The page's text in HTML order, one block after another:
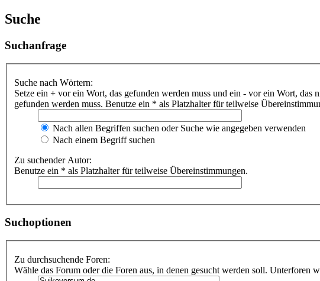
Suche
Suchanfrage
Suche nach Wörtern:
Setze ein + vor ein Wort, das gefunden werden muss und ein - vor ein Wort, das
gefunden werden muss. Benutze ein * als Platzhalter für teilweise
Nach allen Begriffen suchen oder Suche wie angegeben verwenden
Nach einem Begriff suchen
Zu suchender Autor:
Benutze ein * als Platzhalter für teilweise Übereinstimmungen.
Suchoptionen
Zu durchsuchende Foren:
Wähle das Forum oder die Foren aus, in denen gesucht werden soll. Unterforen